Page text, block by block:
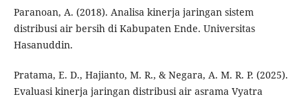
Paranoan, A. (2018). Analisa kinerja jaringan sistem
distribusi air bersih di Kabupaten Ende. Universitas
Hasanuddin.
Pratama, E. D., Hajianto, M. R., & Negara, A. M. R. P. (2025).
Evaluasi kinerja jaringan distribusi air asrama Vyatra